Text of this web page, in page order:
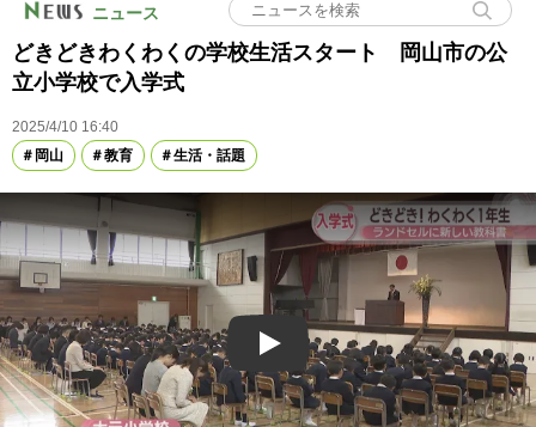
ニュース
どきどきわくわくの学校生活スタート 岡山市の公
立小学校で入学式
2025/4/10 16:40
岡山
教育 生活・話題
Play